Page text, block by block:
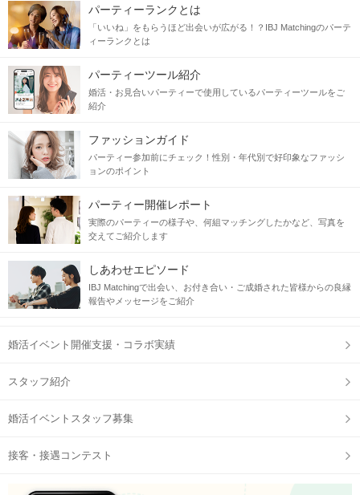
パーティーランクとは
「いいね」をもらうほど出会いが広がる！？IBJ Matchingのパーテ
ィーランクとは
パーティーツール紹介
婚活・お見合いパーティーで使用しているパーティーツールをご
紹介
ファッションガイド
パーティー参加前にチェック！性別・年代別で好印象なファッシ
ョンのポイント
パーティー開催レポート
実際のパーティーの様子や、何組マッチングしたかなど、写真を
交えてご紹介します
しあわせエピソード
IBJ Matchingで出会い、お付き合い・ご成婚された皆様からの良縁
報告やメッセージをご紹介
婚活イベント開催支援・コラボ実績
スタッフ紹介
婚活イベントスタッフ募集
接客・接遇コンテスト